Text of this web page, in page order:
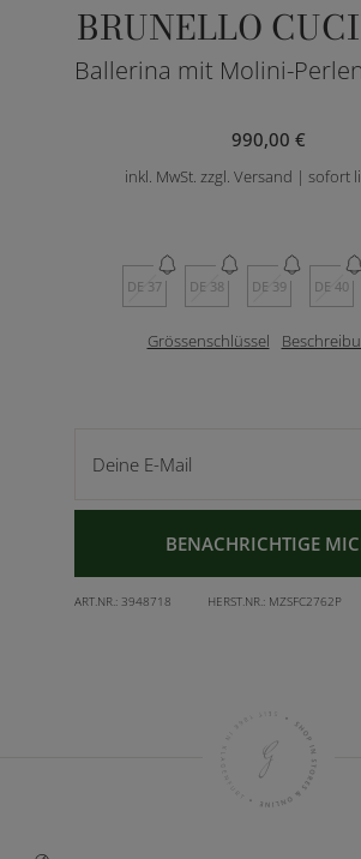
BRUNELLO
Ballerina mit Molini-
990,00 €
inkl. MwSt. zzgl. Versand | sofort
DE 37 DE 38 DE 39 DE 40
Grössenschlüssel
BENACHRICHTIGE
ART.NR.: 3948718 HERST.NR.: MZSFC2762P